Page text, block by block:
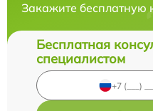
Закажите бесплатную
Бесплатная
специалистом